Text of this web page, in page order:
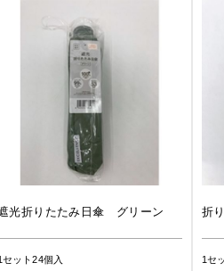
光折りたたみ日傘 グリーン
セット24個入
折
1セ